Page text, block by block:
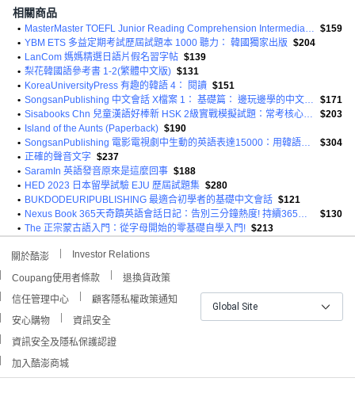
相關商品
• MasterMaster TOEFL Junior Reading Comprehension Intermediate 1 $159
• YBM ETS 多益定期考試歷屆試題本 1000 聽力： 韓國獨家出版 $204
• LanCom 媽媽精選日語片假名習字帖 $139
• 梨花韓國語參考書 1-2(繁體中文版) $131
• KoreaUniversityPress 有趣的韓語 4： 閱讀 $151
•
SongsanPublishing 中文會話 X檔案 1： 基礎篇： 邊玩邊學的中文秘書!
$171
•
Sisabooks Chn 兒童漢語好棒新 HSK 2級實戰模擬試題：常考核心句型26
$203
•
Island of the Aunts (Paperback) $190
•
SongsanPublishing 電影電視劇中生動的英語表達15000：用韓語思考 馬上說出英語
$304
• 正確的聲音文字 $237
• SaramIn 英語發音原來是這麼回事 $188
• HED 2023 日本留學試驗 EJU 歷屆試題集 $280
• BUKDODEURIPUBLISHING 最適合初學者的基礎中文會話 $121
•
Nexus Book 365天奇蹟英語會話日記：告別三分鐘熱度! 持續365天的基礎英語會話日曆書
$130
• The 正宗蒙古語入門：從字母開始的零基礎自學入門! $213
關於酷澎 Investor Relations
Coupang使用者條款
退換貨政策
信任管理中心
顧客隱私權政策通知
安心購物
資訊安全
資訊安全及隱私保護認證
加入酷澎商城
Global Site